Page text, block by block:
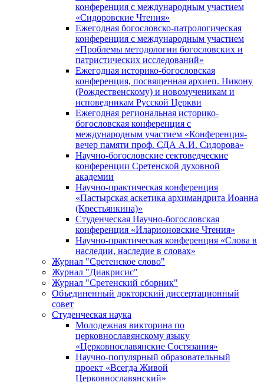
конференция с международным участием
«Сидоровские Чтения»
Ежегодная богословско-патрологическая
конференция с международным участием
«Проблемы методологии богословских и
патристических исследований»
Ежегодная историко-богословская
конференция, посвященная архиеп. Никону
(Рождественскому) и новомученикам и
исповедникам Русской Церкви
Ежегодная региональная историко-
богословская конференция с
международным участием «Конференция-
вечер памяти проф. СДА А.И. Сидорова»
Научно-богословские сектоведческие
конференции Сретенской духовной
академии
Научно-практическая конференция
«Пастырская аскетика архимандрита Иоанна
(Крестьянкина)»
Студенческая Научно-богословская
конференция «Иларионовские Чтения»
Научно-практическая конференция «Cлова в
наследии, наследие в словах»
Журнал "Сретенское слово"
Журнал "Диакрисис"
Журнал "Сретенский сборник"
Объединенный докторский диссертационный
совет
Студенческая наука
Молодежная викторина по
церковнославянскому языку
«Церковнославянские Состязания»
Научно-популярный образовательный
проект «Всегда Живой
Церковнославянский»